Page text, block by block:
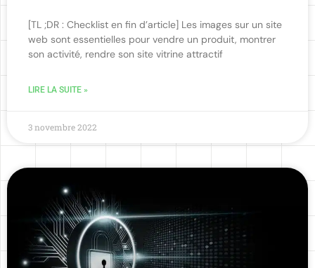
[TL ;DR : Checklist en fin d’article] Les images sur un site
web sont essentielles pour vendre un produit, montrer
son activité, rendre son site vitrine attractif
LIRE LA SUITE »
3 novembre 2022